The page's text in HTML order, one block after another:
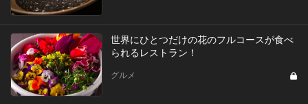
世界にひとつだけの花のフルコースが食べ
られるレストラン！
グルメ